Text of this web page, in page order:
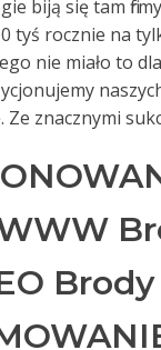
biją się tam
tyś rocznie na
nie miało to
Ze znacznymi
Brody